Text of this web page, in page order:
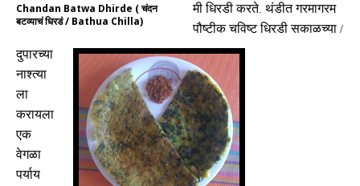
Chandan Batwa Dhirde ( चंदन
बटव्याचं धिरडं / Bathua Chilla)
मी धिरडी करते. थंडीत गरमागरम
पौष्टीक चविष्ट धिरडी सकाळच्या /
दुपारच्या
नाश्त्या
ला
करायला
एक
वेगळा
पर्याय